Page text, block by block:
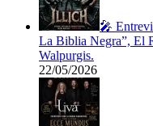
🎤
La Biblia Negra”, El
Walpurgis.
22/05/2026